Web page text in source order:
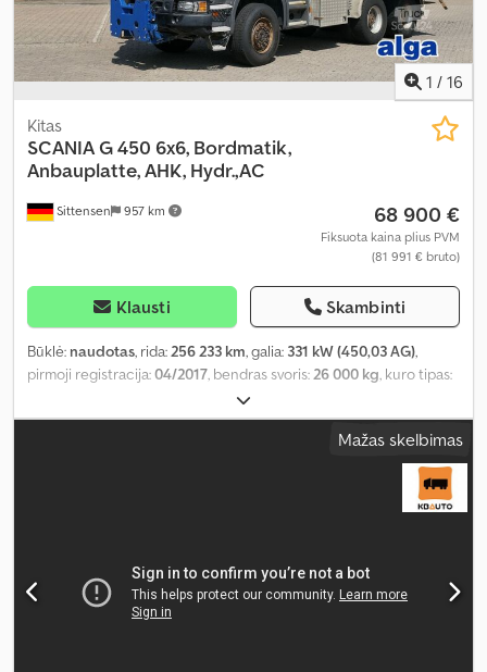
1 / 16
Sittensen 957 km
Kitas
SCANIAG 450 6x6, Bordmatik,
Anbauplatte, AHK, Hydr.,AC
68 900 €
Fiksuota kaina plius PVM
(81 991 € bruto)
Klausti Skambinti
Būklė: naudotas, rida:256 233 km, galia: 331 kW (450,03 AG),
pirmoji registracija:04/2017, bendras svoris:26 000 kg, kuro tipas:
, ašių konfigūracija:
automatinis, emisijos klasė:Euro 6, krovinio erdvės tūris:12 m³,
, krovimo vietos ilgis:4 980 mm,
, bendras
navigacijos sistema, oro kondicionavimas, visų varančiųjų ratų
Mažas skelbimas